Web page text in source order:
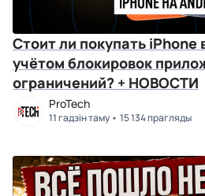
Стоит ли покупать iPhone
учётом блокировок
ограничений? + НОВОСТИ
ProTech
11 гадзін таму 15 134 прагляды